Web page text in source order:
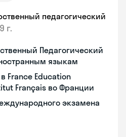
педагогический
г.
Педагогический
языкам
France Education
Français во Франции
экзамена